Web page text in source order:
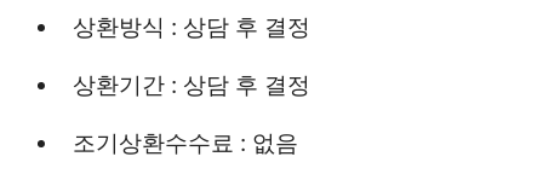
상환방식 : 상담 후 결정
상환기간 : 상담 후 결정
조기상환수수료 : 없음